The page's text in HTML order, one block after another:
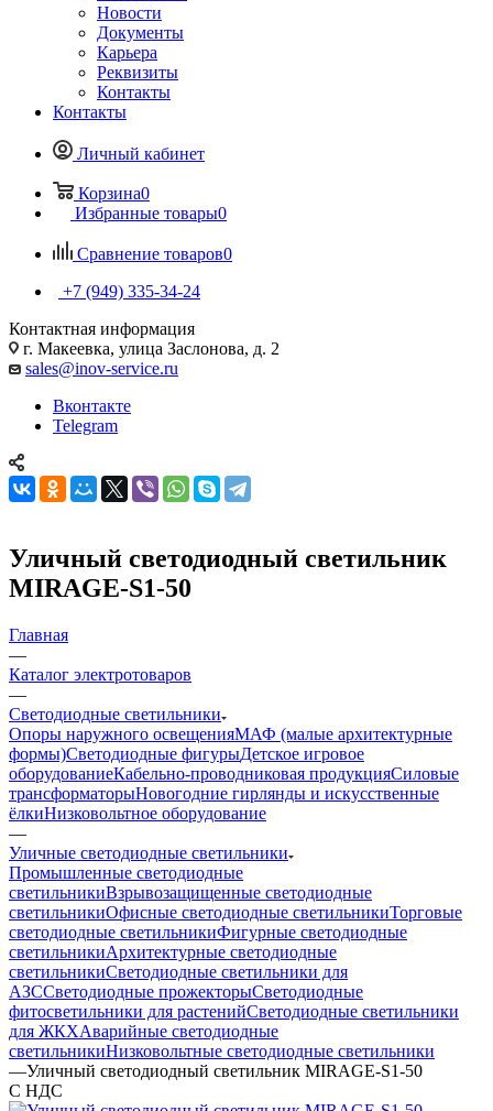
Новости
Документы
Карьера
Реквизиты
Контакты
Контакты
Личный кабинет
Корзина0
Избранные товары0
Сравнение товаров0
+7 (949) 335-34-24
Контактная информация
г. Макеевка, улица Заслонова, д. 2
sales@inov-service.ru
Вконтакте
Telegram
Уличный светодиодный светильник
MIRAGE-S1-50
Главная
—
Каталог электротоваров
—
Светодиодные светильники
Опоры наружного освещенияМАФ (малые архитектурные
формы)Светодиодные фигурыДетское игровое
оборудованиеКабельно-проводниковая продукцияСиловые
трансформаторыНовогодние гирлянды и искусственные
ёлкиНизковольтное оборудование
—
Уличные светодиодные светильники
Промышленные светодиодные
светильникиВзрывозащищенные светодиодные
светильникиОфисные светодиодные светильникиТорговые
светодиодные светильникиФигурные светодиодные
светильникиАрхитектурные светодиодные
светильникиСветодиодные светильники для
АЗССветодиодные прожекторыСветодиодные
фитосветильники для растенийСветодиодные светильники
для ЖКХАварийные светодиодные
светильникиНизковольтные светодиодные светильники
—Уличный светодиодный светильник MIRAGE-S1-50
С НДС